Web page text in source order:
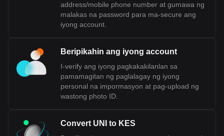
address/mobile phone number at gumawa ng
malakas na password para ma-secure ang
iyong account.
Beripikahin ang iyong account
I-verify ang iyong pagkakakilanlan sa
pamamagitan ng paglalagay ng iyong
personal na impormasyon at pag-upload ng
wastong photo ID.
Convert UNI to KES